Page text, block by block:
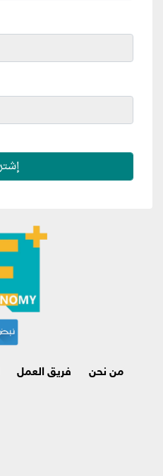
من نحن فريق العمل